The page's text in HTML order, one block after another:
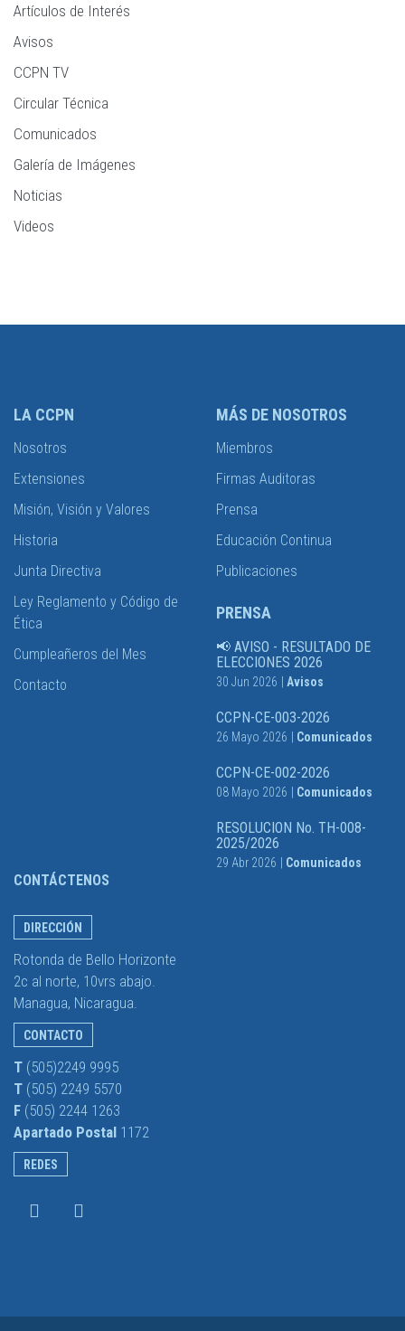
Artículos de Interés
Avisos
CCPN TV
Circular Técnica
Comunicados
Galería de Imágenes
Noticias
Videos
LA CCPN
Nosotros
Extensiones
Misión, Visión y Valores
Historia
Junta Directiva
Ley Reglamento y Código de
Ética
Cumpleañeros del Mes
Contacto
MÁS DE NOSOTROS
Miembros
Firmas Auditoras
Prensa
Educación Continua
Publicaciones
PRENSA
📢 AVISO - RESULTADO DE
ELECCIONES 2026
30 Jun 2026 | Avisos
CCPN-CE-003-2026
26 Mayo 2026 | Comunicados
CCPN-CE-002-2026
08 Mayo 2026 | Comunicados
RESOLUCION No. TH-008-
2025/2026
29 Abr 2026 | Comunicados
CONTÁCTENOS
DIRECCIÓN
Rotonda de Bello Horizonte
2c al norte, 10vrs abajo.
Managua, Nicaragua.
CONTACTO
T (505)2249 9995
T (505) 2249 5570
F (505) 2244 1263
Apartado Postal 1172
REDES